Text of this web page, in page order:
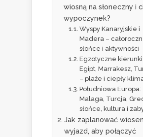
wiosną na słoneczny i
wypoczynek?
Wyspy Kanaryjskie i
Madera –
słońce i aktywności
Egzotyczne kierunki:
Egipt, Marrakesz,
– plaże i ciepły
Południowa Europa:
Malaga, Turcja,
słońce, kultura i
Jak zaplanować
wyjazd, aby połączyć